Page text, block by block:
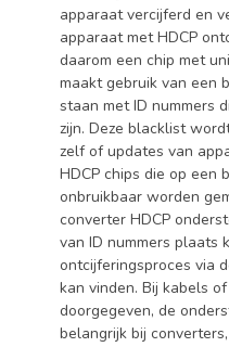
apparaat vercijferd en
apparaat met HDCP
daarom een chip met
maakt gebruik van een
staan met ID nummers
zijn. Deze blacklist
zelf of updates van
HDCP chips die op een
onbruikbaar worden
converter HDCP
van ID nummers plaats
ontcijferingsproces via
kan vinden. Bij kabels
doorgegeven, de
belangrijk bij